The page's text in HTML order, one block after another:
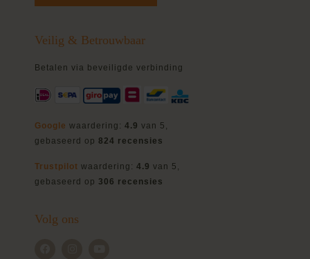
Veilig & Betrouwbaar
Betalen via beveiligde verbinding
Google waardering: 4.9 van 5,
gebaseerd op 824 recensies
Trustpilot waardering: 4.9 van 5,
gebaseerd op 306 recensies
Volg ons